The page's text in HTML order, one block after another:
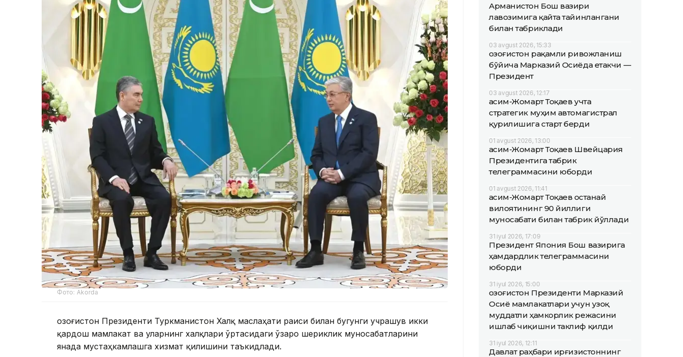
Фото: Akorda
Қозоғистон Президенти Туркманистон Халқ маслаҳати раиси билан бугунги учрашув икки
қардош мамлакат ва уларнинг халқлари ўртасидаги ўзаро шериклик муносабатларини
янада мустаҳкамлашга хизмат қилишини таъкидлади.
Арманистон Бош вазири
лавозимига қайта тайинлангани
билан табриклади
03 avgust 2026, 15:33
Қозоғистон рақамли ривожланиш
бўйича Марказий Осиёда етакчи —
Президент
03 avgust 2026, 12:17
Қасим-Жомарт Тоқаев учта
стратегик муҳим автомагистрал
қурилишига старт берди
01 avgust 2026, 13:00
Қасим-Жомарт Тоқаев Швейцария
Президентига табрик
телеграммасини юборди
01 avgust 2026, 11:41
Қасим-Жомарт Тоқаев Қостанай
вилоятининг 90 йиллиги
муносабати билан табрик йўллади
31 iyul 2026, 17:09
Президент Япония Бош вазирига
ҳамдардлик телеграммасини
юборди
31 iyul 2026, 15:00
Қозоғистон Президенти Марказий
Осиё мамлакатлари учун узоқ
муддатли ҳамкорлик режасини
ишлаб чиқишни таклиф қилди
31 iyul 2026, 12:11
Давлат раҳбари Қирғизистоннинг